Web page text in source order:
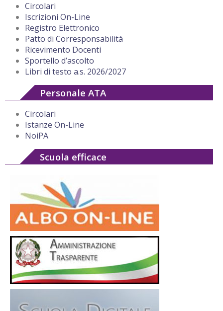
Circolari
Iscrizioni On-Line
Registro Elettronico
Patto di Corresponsabilità
Ricevimento Docenti
Sportello d’ascolto
Libri di testo a.s. 2026/2027
Personale ATA
Circolari
Istanze On-Line
NoiPA
Scuola efficace